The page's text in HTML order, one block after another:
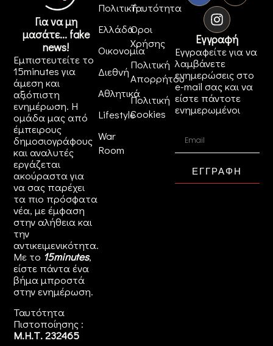
Για να μη
μασάτε... fake
news!
Εμπιστευτείτε το
15minutes για
άμεση και
αξιόπιστη
ενημέρωση. Η
ομάδα μας από
έμπειρους
δημοσιογράφους
και αναλυτές
εργάζεται
ακούραστα για
να σας παρέχει
τα πιο πρόσφατα
νέα, με έμφαση
στην αλήθεια και
την
αντικειμενικότητα.
Με το 15minutes,
είστε πάντα ένα
βήμα μπροστά
στηνενημέρωση.
Ταυτότητα
Πιστοποίησης :
Μ.Η.Τ. 232465
Πολιτική
Ελλάδα
Οικονομία
Διεθνή
Αθλητικά
Lifestyle
War
Room
Ταυτότητα
Όροι
Χρήσης
Πολιτική
Απορρήτου
Πολιτική
Cookies
Εγγραφή
Εγγραφείτε για να
λαμβάνετε
ενημερώσεις στο
e-mail σας και να
είστε πάντοτε
ενημερωμένοι
ΕΓΓΡΑΦΗ